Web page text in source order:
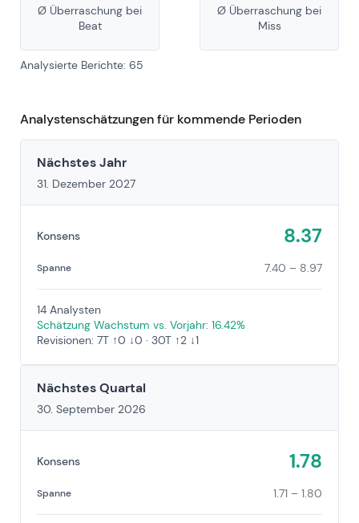
Ø Überraschung bei
Beat
Ø Überraschung bei
Miss
Analysierte Berichte: 65
Analystenschätzungen für kommende Perioden
Nächstes Jahr
31. Dezember 2027
Konsens 8.37
Spanne 7.40 – 8.97
14 Analysten
Schätzung Wachstum vs. Vorjahr: 16.42%
Revisionen: 7T ↑0 ↓0 · 30T ↑2 ↓1
Nächstes Quartal
30. September 2026
Konsens 1.78
Spanne 1.71 – 1.80